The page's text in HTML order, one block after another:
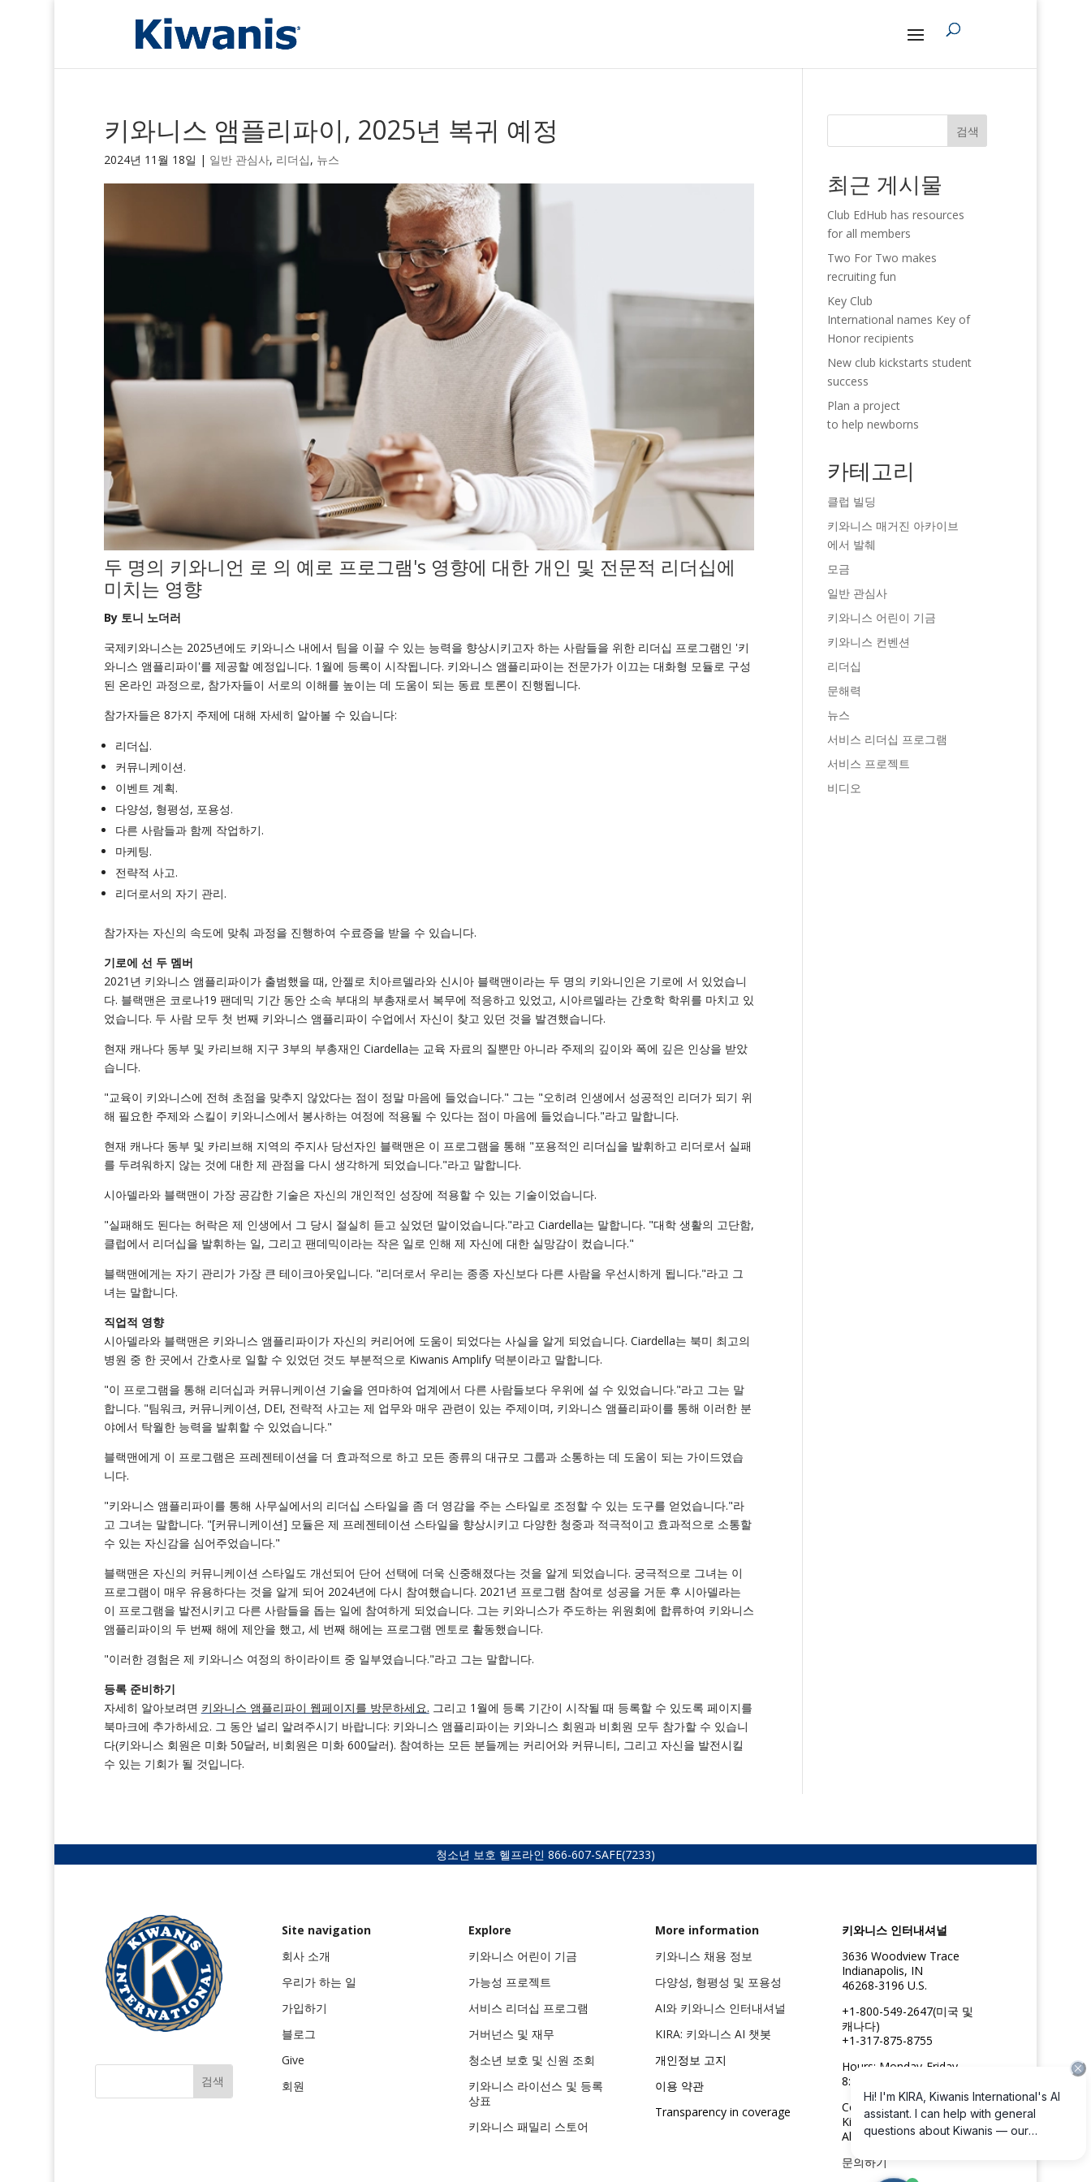
키와니스 앰플리파이, 2025년 복귀 예정
2024년 11월 18일 | 일반 관심사, 리더십, 뉴스
두 명의 키와니언 로 의 예로 프로그램's 영향에 대한 개인 및 전문적 리더십에
미치는 영향
By 토니 노더러
국제키와니스는 2025년에도 키와니스 내에서 팀을 이끌 수 있는 능력을 향상시키고자 하는 사람들을 위한 리더십 프로그램인 '키
와니스 앰플리파이'를 제공할 예정입니다. 1월에 등록이 시작됩니다. 키와니스 앰플리파이는 전문가가 이끄는 대화형 모듈로 구성
된 온라인 과정으로, 참가자들이 서로의 이해를 높이는 데 도움이 되는 동료 토론이 진행됩니다.
참가자들은 8가지 주제에 대해 자세히 알아볼 수 있습니다:
리더십.
커뮤니케이션.
이벤트 계획.
다양성, 형평성, 포용성.
다른 사람들과 함께 작업하기.
마케팅.
전략적 사고.
리더로서의 자기 관리.
참가자는 자신의 속도에 맞춰 과정을 진행하여 수료증을 받을 수 있습니다.
기로에 선 두 멤버
2021년 키와니스 앰플리파이가 출범했을 때, 안젤로 치아르델라와 신시아 블랙맨이라는 두 명의 키와니인은 기로에 서 있었습니
다. 블랙맨은 코로나19 팬데믹 기간 동안 소속 부대의 부총재로서 복무에 적응하고 있었고, 시아르델라는 간호학 학위를 마치고 있
었습니다. 두 사람 모두 첫 번째 키와니스 앰플리파이 수업에서 자신이 찾고 있던 것을 발견했습니다.
현재 캐나다 동부 및 카리브해 지구 3부의 부총재인 Ciardella는 교육 자료의 질뿐만 아니라 주제의 깊이와 폭에 깊은 인상을 받았
습니다.
"교육이 키와니스에 전혀 초점을 맞추지 않았다는 점이 정말 마음에 들었습니다." 그는 "오히려 인생에서 성공적인 리더가 되기 위
해 필요한 주제와 스킬이 키와니스에서 봉사하는 여정에 적용될 수 있다는 점이 마음에 들었습니다."라고 말합니다.
현재 캐나다 동부 및 카리브해 지역의 주지사 당선자인 블랙맨은 이 프로그램을 통해 "포용적인 리더십을 발휘하고 리더로서 실패
를 두려워하지 않는 것에 대한 제 관점을 다시 생각하게 되었습니다."라고 말합니다.
시아델라와 블랙맨이 가장 공감한 기술은 자신의 개인적인 성장에 적용할 수 있는 기술이었습니다.
"실패해도 된다는 허락은 제 인생에서 그 당시 절실히 듣고 싶었던 말이었습니다."라고 Ciardella는 말합니다. "대학 생활의 고단함,
클럽에서 리더십을 발휘하는 일, 그리고 팬데믹이라는 작은 일로 인해 제 자신에 대한 실망감이 컸습니다."
블랙맨에게는 자기 관리가 가장 큰 테이크아웃입니다. "리더로서 우리는 종종 자신보다 다른 사람을 우선시하게 됩니다."라고 그
녀는 말합니다.
직업적 영향
시아델라와 블랙맨은 키와니스 앰플리파이가 자신의 커리어에 도움이 되었다는 사실을 알게 되었습니다. Ciardella는 북미 최고의
병원 중 한 곳에서 간호사로 일할 수 있었던 것도 부분적으로 Kiwanis Amplify 덕분이라고 말합니다.
"이 프로그램을 통해 리더십과 커뮤니케이션 기술을 연마하여 업계에서 다른 사람들보다 우위에 설 수 있었습니다."라고 그는 말
합니다. "팀워크, 커뮤니케이션, DEI, 전략적 사고는 제 업무와 매우 관련이 있는 주제이며, 키와니스 앰플리파이를 통해 이러한 분
야에서 탁월한 능력을 발휘할 수 있었습니다."
블랙맨에게 이 프로그램은 프레젠테이션을 더 효과적으로 하고 모든 종류의 대규모 그룹과 소통하는 데 도움이 되는 가이드였습
니다.
"키와니스 앰플리파이를 통해 사무실에서의 리더십 스타일을 좀 더 영감을 주는 스타일로 조정할 수 있는 도구를 얻었습니다."라
고 그녀는 말합니다. "[커뮤니케이션] 모듈은 제 프레젠테이션 스타일을 향상시키고 다양한 청중과 적극적이고 효과적으로 소통할
수 있는 자신감을 심어주었습니다."
블랙맨은 자신의 커뮤니케이션 스타일도 개선되어 단어 선택에 더욱 신중해졌다는 것을 알게 되었습니다. 궁극적으로 그녀는 이
프로그램이 매우 유용하다는 것을 알게 되어 2024년에 다시 참여했습니다. 2021년 프로그램 참여로 성공을 거둔 후 시아델라는
이 프로그램을 발전시키고 다른 사람들을 돕는 일에 참여하게 되었습니다. 그는 키와니스가 주도하는 위원회에 합류하여 키와니스
앰플리파이의 두 번째 해에 제안을 했고, 세 번째 해에는 프로그램 멘토로 활동했습니다.
"이러한 경험은 제 키와니스 여정의 하이라이트 중 일부였습니다."라고 그는 말합니다.
등록 준비하기
자세히 알아보려면 키와니스 앰플리파이 웹페이지를 방문하세요. 그리고 1월에 등록 기간이 시작될 때 등록할 수 있도록 페이지를
북마크에 추가하세요. 그 동안 널리 알려주시기 바랍니다: 키와니스 앰플리파이는 키와니스 회원과 비회원 모두 참가할 수 있습니
다(키와니스 회원은 미화 50달러, 비회원은 미화 600달러). 참여하는 모든 분들께는 커리어와 커뮤니티, 그리고 자신을 발전시킬
수 있는 기회가 될 것입니다.
검색
최근 게시물
Club EdHub has resources
for all members
Two For Two makes
recruiting fun
Key Club
International names Key of
Honor recipients
New club kickstarts student
success
Plan a project
to help newborns
카테고리
클럽 빌딩
키와니스 매거진 아카이브
에서 발췌
모금
일반 관심사
키와니스 어린이 기금
키와니스 컨벤션
리더십
문해력
뉴스
서비스 리더십 프로그램
서비스 프로젝트
비디오
청소년 보호 헬프라인 866-607-SAFE(7233)
Site navigation
회사 소개
우리가 하는 일
가입하기
블로그
Give
회원
Explore
키와니스 어린이 기금
가능성 프로젝트
서비스 리더십 프로그램
거버넌스 및 재무
청소년 보호 및 신원 조회
키와니스 라이선스 및 등록
상표
키와니스 패밀리 스토어
More information
키와니스 채용 정보
다양성, 형평성 및 포용성
AI와 키와니스 인터내셔널
KIRA: 키와니스 AI 챗봇
개인정보 고지
이용 약관
Transparency in coverage
키와니스 인터내셔널
3636 Woodview Trace
Indianapolis, IN
46268-3196 U.S.
+1-800-549-2647(미국 및
캐나다)
+1-317-875-8755
Hours: Monday-Friday
8:30am to 4:45pm ET
Copyright ©2026
Kiwanis International
All rights reserved
문의하기